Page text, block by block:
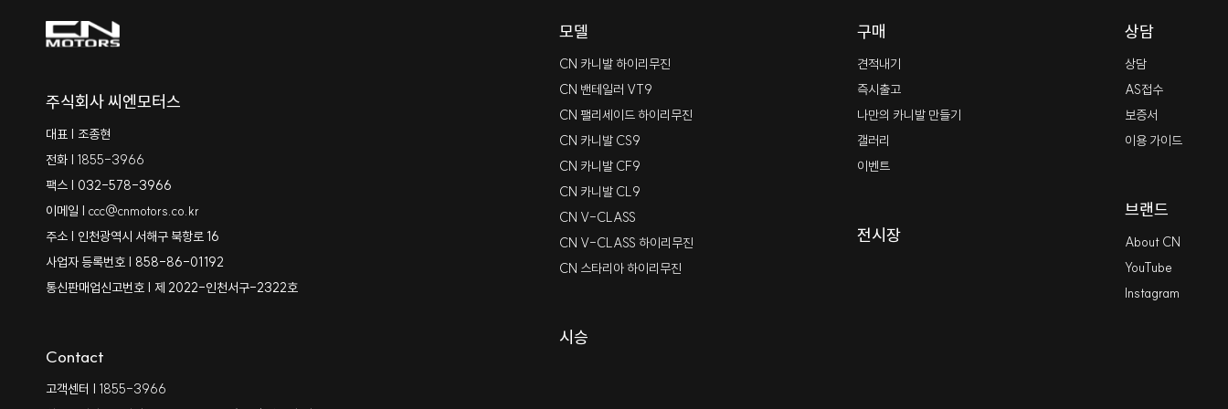
주식회사 씨엔모터스
대표 | 조종현
전화 | 1855-3966
팩스 | 032-578-3966
이메일 | ccc@cnmotors.co.kr
주소 | 인천광역시 서해구 북항로 16
사업자 등록번호 | 858-86-01192
통신판매업신고번호 | 제 2022-인천서구-2322호
Contact
고객센터 | 1855-3966
모델
CN 카니발 하이리무진
CN 밴테일러 VT9
CN 팰리세이드 하이리무진
CN 카니발 CS9
CN 카니발 CF9
CN 카니발 CL9
CN V-CLASS
CN V-CLASS 하이리무진
CN 스타리아 하이리무진
시승
구매
견적내기
즉시출고
나만의 카니발 만들기
갤러리
이벤트
전시장
상담
상담
AS접수
보증서
이용 가이드
브랜드
About CN
YouTube
Instagram